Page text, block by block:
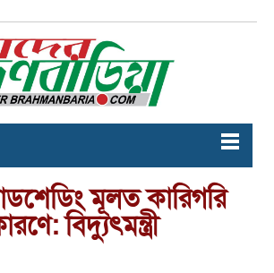
মূলত কারিগরি
বিদ্যুৎমন্ত্রী